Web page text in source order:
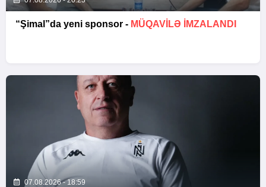
“Şimal”da yeni sponsor - MÜQAVİLƏ İMZALANDI
07.08.2026 - 18:59